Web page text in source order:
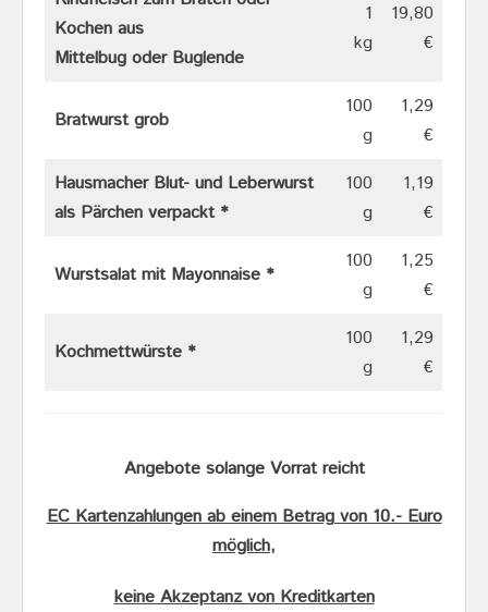
Kochen aus
Mittelbug oder Buglende
1
kg
19,80
€
Bratwurst grob
100
g
1,29
€
Hausmacher Blut- und Leberwurst
als Pärchen verpackt *
100
g
1,19
€
Wurstsalat mit Mayonnaise *
100
g
1,25
€
Kochmettwürste *
100
g
1,29
€
Angebote solange Vorrat reicht
EC Kartenzahlungen ab einem Betrag von 10.- Euro
möglich,
keine Akzeptanz von Kreditkarten